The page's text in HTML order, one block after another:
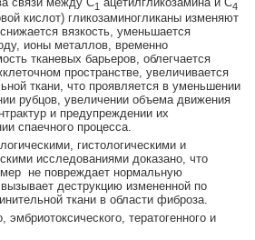
1 4
кислот) гликозаминогликаны изменяют
вязкость, уменьшается
ионы металлов, временно
тканевых барьеров, облегчается
пространстве, увеличивается
ткани, что проявляется в уменьшении
рубцов, увеличении объема движения
и предупреждении их
спаечного процесса.
гистологическими и
исследованиями доказано, что
не повреждает нормальную
деструкцию измененной по
ткани в области фиброза.
эмбриотоксического, тератогенного и